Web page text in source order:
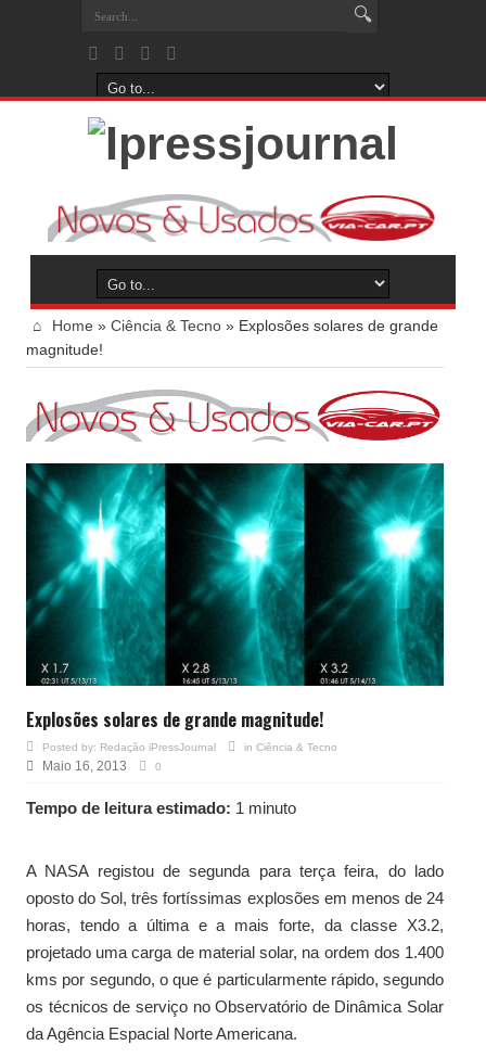
Home » Ciência & Tecno » Explosões solares de grande
magnitude!
Explosões solares de grande magnitude!
Posted by: Redação iPressJournal in Ciência & Tecno
Maio 16, 2013 0
Tempo de leitura estimado: 1 minuto
A NASA registou de segunda para terça feira, do lado
oposto do Sol, três fortíssimas explosões em menos de 24
horas, tendo a última e a mais forte, da classe X3.2,
projetado uma carga de material solar, na ordem dos 1.400
kms por segundo, o que é particularmente rápido, segundo
os técnicos de serviço no Observatório de Dinâmica Solar
da Agência Espacial Norte Americana.